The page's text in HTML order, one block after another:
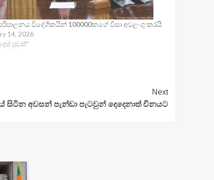
පරිපාලනය විදේශිකයින් 100000කගේ වීසා අවලංගු කරයි
14, 2026
පුවත්"
Next
සිටින අවසන් පැන්ඩා පැටවුන් දෙදෙනාත් චීනයට